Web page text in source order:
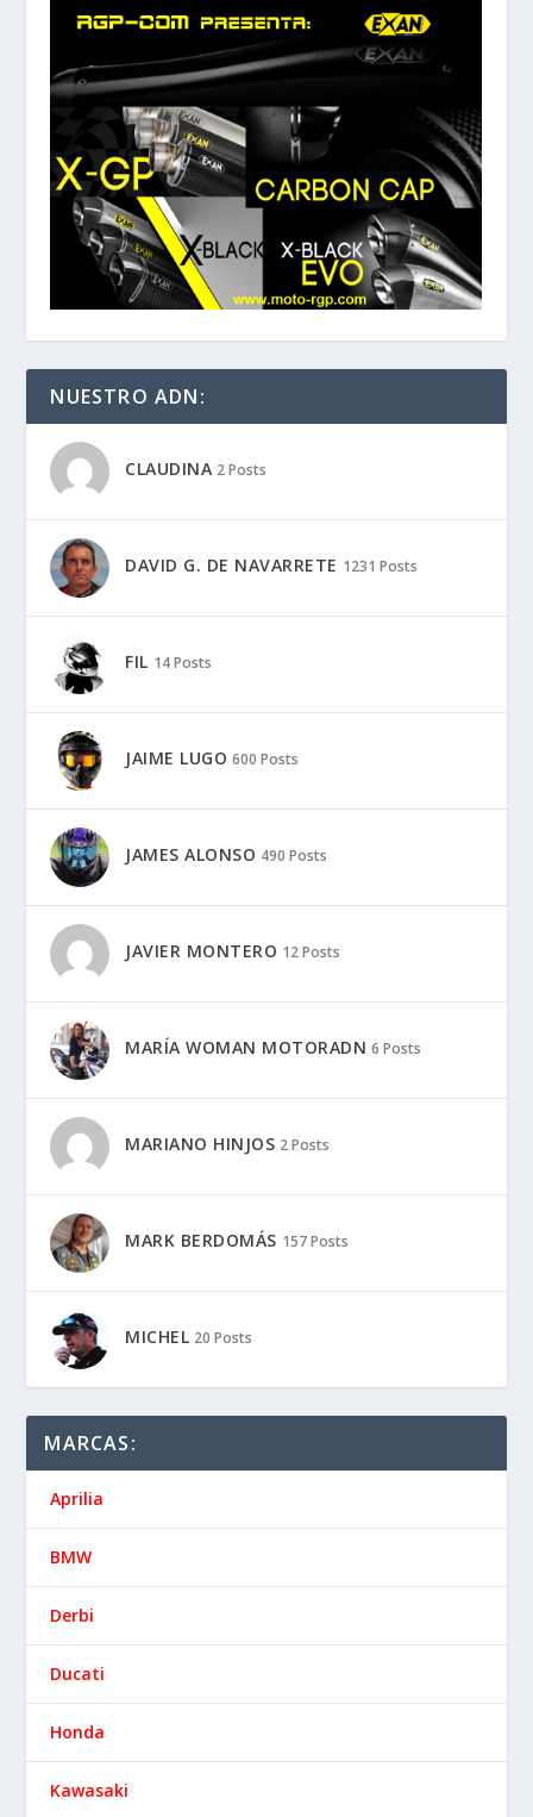
NUESTRO ADN:
CLAUDINA 2 Posts
DAVID G. DE NAVARRETE 1231 Posts
FIL 14 Posts
JAIME LUGO 600 Posts
JAMES ALONSO 490 Posts
JAVIER MONTERO 12 Posts
MARÍA WOMAN MOTORADN 6 Posts
MARIANO HINJOS 2 Posts
MARK BERDOMÁS 157 Posts
MICHEL 20 Posts
MARCAS:
Aprilia
BMW
Derbi
Ducati
Honda
Kawasaki